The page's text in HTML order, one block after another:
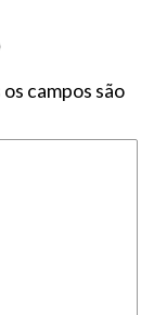
campos são